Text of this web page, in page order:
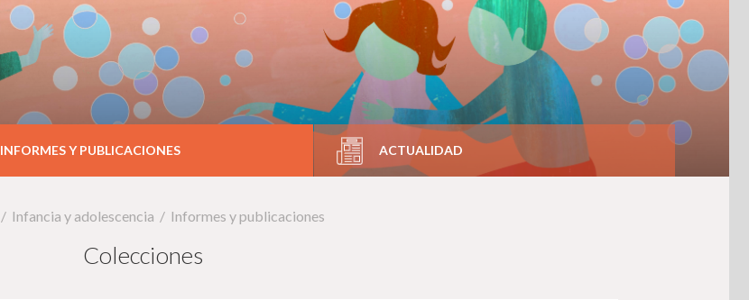
INFORMES Y PUBLICACIONES ACTUALIDAD
Infancia y adolescencia Informes y publicaciones
Colecciones